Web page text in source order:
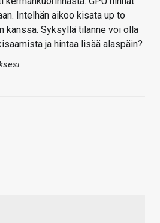
Intelhän aikoo kisata up to
kanssa. Syksyllä tilanne voi olla
ja hintaa lisää alaspäin?